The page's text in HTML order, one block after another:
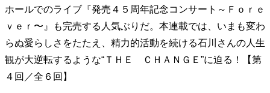
ホールでのライブ『発売４５周年記念コンサート～Ｆｏｒｅ
ｖｅｒ〜』も完売する人気ぶりだ。本連載では、いまも変わ
らぬ愛らしさをたたえ、精力的活動を続ける石川さんの人生
観が大逆転するような“ＴＨＥ ＣＨＡＮＧＥ”に迫る！【第
４回／全６回】